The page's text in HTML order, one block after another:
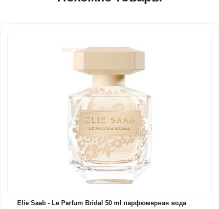
Elie Saab - Le Parfum Bridal 50 ml парфюмерная вода